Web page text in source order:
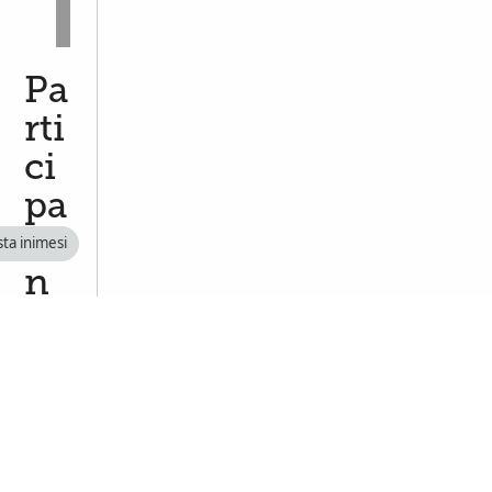
Pa
rti
ci
pa
ti
n
inimesi